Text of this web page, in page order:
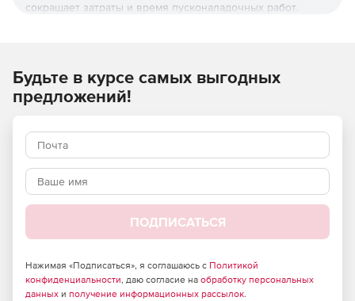
сокращает затраты и время пусконаладочных работ.
Надземные.
Вакуумные.
В рубашке.
Пластиковые.
Будьте в курсе самых выгодных
предложений!
ПОДПИСАТЬСЯ
Нажимая «Подписаться», я соглашаюсь с Политикой
конфиденциальности, даю согласие на обработку персональных
данных и получение информационных рассылок.